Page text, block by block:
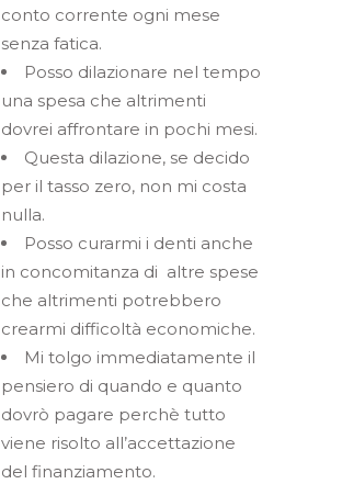
conto corrente ogni mese
senza fatica.
Posso dilazionare nel tempo
una spesa che altrimenti
dovrei affrontare in pochi mesi.
Questa dilazione, se decido
per il tasso zero, non mi costa
nulla.
Posso curarmi i denti anche
in concomitanza di altre spese
che altrimenti potrebbero
crearmi difficoltà economiche.
Mi tolgo immediatamente il
pensiero di quando e quanto
dovrò pagare perchè tutto
viene risolto all’accettazione
del finanziamento.